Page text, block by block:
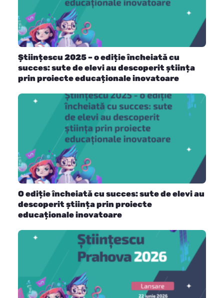
Științescu 2025 – o ediție încheiată cu
succes: sute de elevi au descoperit știința
prin proiecte educaționale inovatoare
O ediție încheiată cu succes: sute de elevi au
descoperit știința prin proiecte
educaționale inovatoare